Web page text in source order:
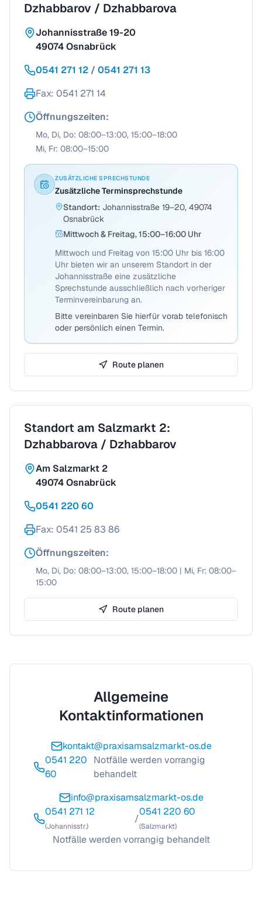
Dzhabbarov / Dzhabbarova
Johannisstraße 19-20
49074 Osnabrück
0541 271 12 / 0541 271 13
Fax: 0541 271 14
Öffnungszeiten:
Mo, Di, Do: 08:00–13:00, 15:00–18:00
Mi, Fr: 08:00–15:00
ZUSÄTZLICHE SPRECHSTUNDE
Zusätzliche Terminsprechstunde
Standort: Johannisstraße 19–20, 49074
Osnabrück
Mittwoch & Freitag, 15:00–16:00 Uhr
Mittwoch und Freitag von 15:00 Uhr bis 16:00
Uhr bieten wir an unserem Standort in der
Johannisstraße eine zusätzliche
Sprechstunde ausschließlich nach vorheriger
Terminvereinbarung an.
Bitte vereinbaren Sie hierfür vorab telefonisch
oder persönlich einen Termin.
Route planen
Standort am Salzmarkt 2:
Dzhabbarova / Dzhabbarov
Am Salzmarkt 2
49074 Osnabrück
0541 220 60
Fax: 0541 25 83 86
Öffnungszeiten:
Mo, Di, Do: 08:00–13:00, 15:00–18:00 | Mi, Fr: 08:00–
15:00
Route planen
Allgemeine
Kontaktinformationen
kontakt@praxisamsalzmarkt-os.de
0541 220
60
Notfälle werden vorrangig
behandelt
info@praxisamsalzmarkt-os.de
0541 271 12
(Johannisstr.)
/
0541 220 60
(Salzmarkt)
Notfälle werden vorrangig behandelt